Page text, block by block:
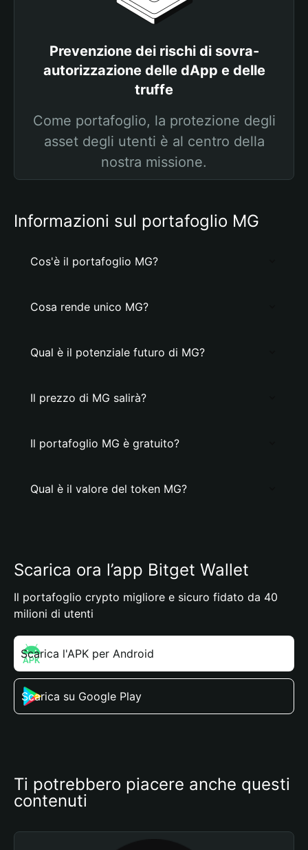
Prevenzione dei rischi di sovra-
autorizzazione delle dApp e delle
truffe
Come portafoglio, la protezione degli
asset degli utenti è al centro della
nostra missione.
Informazioni sul portafoglio MG
Cos'è il portafoglio MG?
Cosa rende unico MG?
Qual è il potenziale futuro di MG?
Il prezzo di MG salirà?
Il portafoglio MG è gratuito?
Qual è il valore del token MG?
Scarica ora l’app Bitget Wallet
Il portafoglio crypto migliore e sicuro fidato da 40
milioni di utenti
Scarica l'APK per Android
Scarica su Google Play
Ti potrebbero piacere anche questi
contenuti